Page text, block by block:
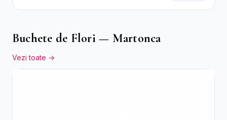
Trandafiri Roz
Buchete de Flori — Martonca
Vezi toate →